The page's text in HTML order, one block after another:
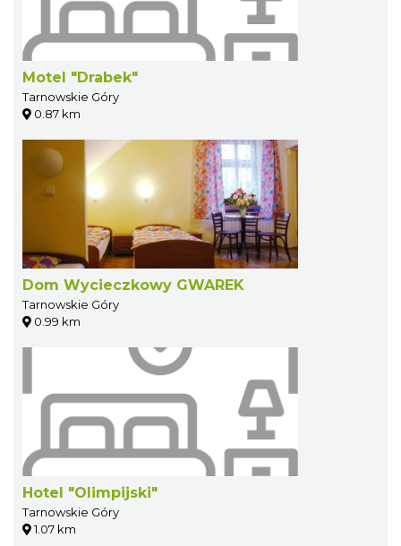
Motel "Drabek"
Tarnowskie Góry
0.87 km
Dom Wycieczkowy GWAREK
Tarnowskie Góry
0.99 km
Hotel "Olimpijski"
Tarnowskie Góry
1.07 km